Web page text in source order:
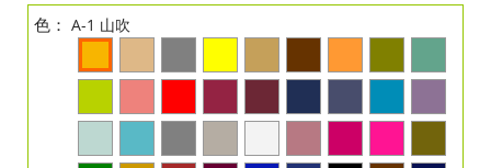
色： A-1 山吹